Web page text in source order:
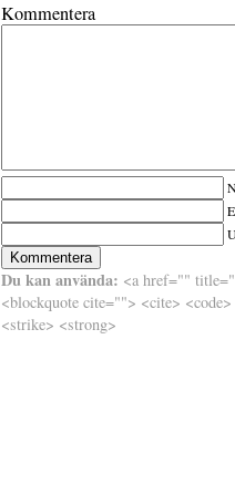
Kommentera
Du kan använda: <a href=""
<blockquote cite=""> <cite>
<strike> <strong>